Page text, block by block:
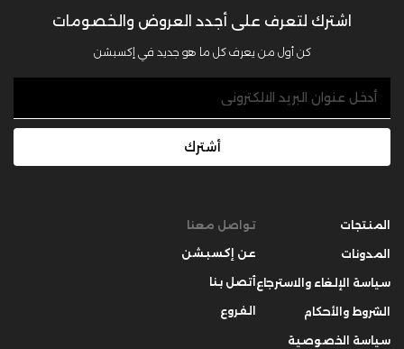
اشترك لتعرف على أجدد العروض والخصومات
كن أول من يعرف كل ما هو جديد في إكسبشن
أشترك
المنتجات
المدونات
سياسة الإلغاء والاسترجاع
الشروط والأحكام
سياسة الخصوصية
تواصل معنا
عن إكسبشن
أتصل بنا
الفروع